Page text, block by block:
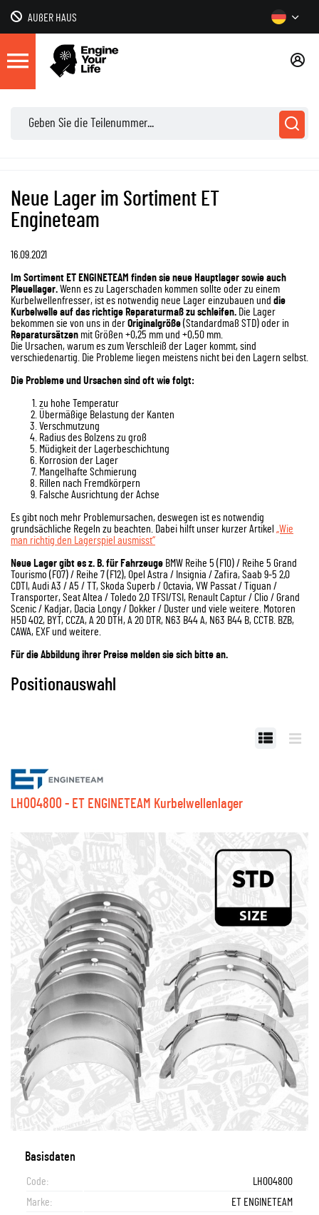
AUßER HAUS
Neue Lager im Sortiment ET
Engineteam
16.09.2021
Im Sortiment ET ENGINETEAM finden sie neue Hauptlager sowie auch
Pleuellager.Wenn es zu Lagerschaden kommen sollte oder zu einem
Kurbelwellenfresser, ist es notwendig neue Lager einzubauen und die
Kurbelwelle auf das richtige Reparaturmaß zu schleifen. Die Lager
bekommen sie von uns in derOriginalgröße(Standardmaß STD) oder in
Reparatursätzen mit Größen +0,25 mm und +0,50 mm.
Die Ursachen, warum es zum Verschleiß der Lager kommt, sind
verschiedenartig. Die Probleme liegen meistens nicht bei den Lagern selbst.
Die Probleme und Ursachen sind oft wie folgt:
zu hohe Temperatur
Übermäßige Belastung der Kanten
Verschmutzung
Radius des Bolzens zu groß
Müdigkeit der Lagerbeschichtung
Korrosion der Lager
Mangelhafte Schmierung
Rillen nach Fremdkörpern
Falsche Ausrichtung der Achse
Es gibt noch mehr Problemursachen, deswegen ist es notwendig
grundsächliche Regeln zu beachten. Dabei hilft unser kurzer Artikel „Wie
man richtig den Lagerspiel ausmisst“
Neue Lager gibt es z. B. für Fahrzeuge BMW Reihe 5 (F10) / Reihe 5 Grand
Tourismo (F07) / Reihe 7 (F12), Opel Astra / Insignia / Zafira, Saab 9-5 2,0
CDTI, Audi A3 / A5 / TT, Skoda Superb / Octavia, VW Passat / Tiguan /
Transporter, Seat Altea / Toledo 2,0 TFSI/TSI, Renault Captur / Clio / Grand
Scenic / Kadjar, Dacia Longy / Dokker / Duster und viele weitere. Motoren
H5D 402, BYT, CCZA, A 20 DTH, A 20 DTR, N63 B44 A, N63 B44 B, CCTB. BZB,
CAWA, EXF und weitere.
Für die Abbildung ihrer Preise melden sie sich bitte an.
Positionauswahl
LH004800 - ET ENGINETEAM Kurbelwellenlager
Basisdaten
Code:
LH004800
Marke:
ET ENGINETEAM